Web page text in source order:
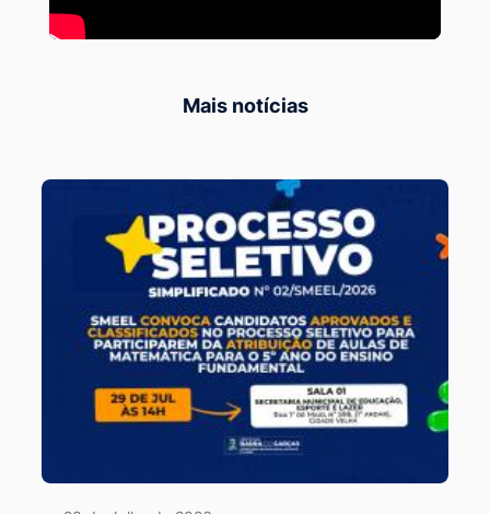
Mais notícias